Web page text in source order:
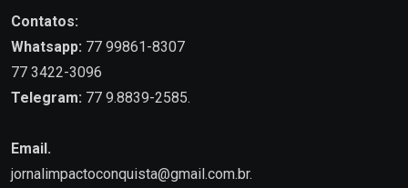
Contatos:
Whatsapp: 77 99861-8307
77 3422-3096
Telegram: 77 9.8839-2585.
Email.
jornalimpactoconquista@gmail.com.br.